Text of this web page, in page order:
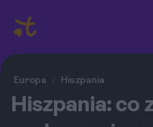
Europa / Hiszpania
Hiszpania: co